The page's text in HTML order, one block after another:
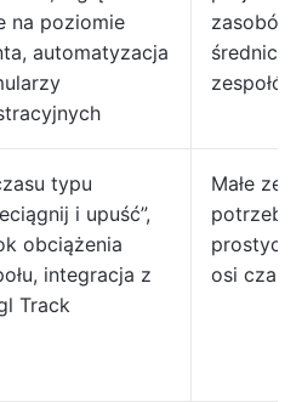
na poziomie
automatyzacja
zasobów
średnich
zespołów
typu
i upuść”,
obciążenia
integracja z
Track
Małe
osi